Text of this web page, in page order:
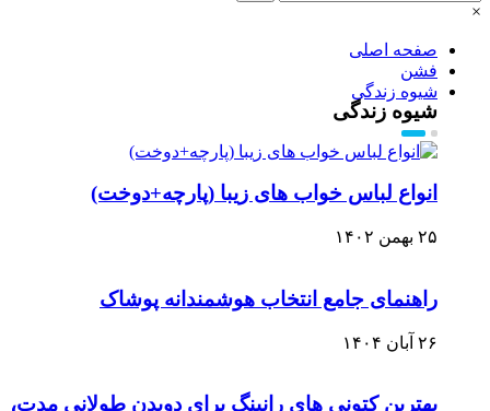
×
صفحه اصلی
فشن
شیوه زندگی
شیوه زندگی
انواع لباس خواب های زیبا (پارچه+دوخت)
۲۵ بهمن ۱۴۰۲
راهنمای جامع انتخاب هوشمندانه پوشاک
۲۶ آبان ۱۴۰۴
بهترین کتونی های رانینگ برای دویدن طولانی مدت،